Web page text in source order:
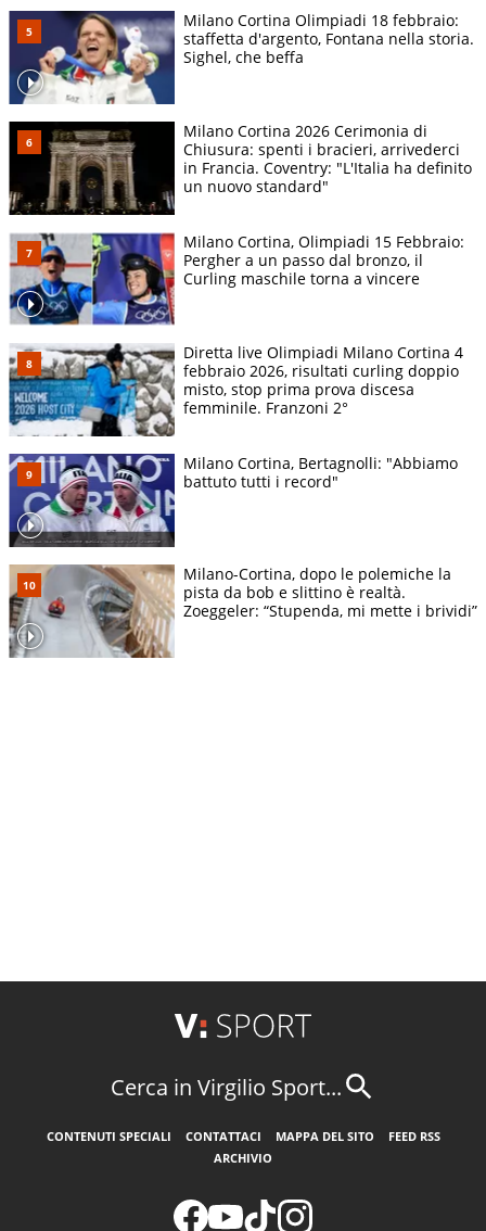
Milano Cortina Olimpiadi 18 febbraio:
staffetta d'argento, Fontana nella storia.
Sighel, che beffa
Milano Cortina 2026 Cerimonia di
Chiusura: spenti i bracieri, arrivederci
in Francia. Coventry: "L'Italia ha definito
un nuovo standard"
Milano Cortina, Olimpiadi 15 Febbraio:
Pergher a un passo dal bronzo, il
Curling maschile torna a vincere
Diretta live Olimpiadi Milano Cortina 4
febbraio 2026, risultati curling doppio
misto, stop prima prova discesa
femminile. Franzoni 2°
Milano Cortina, Bertagnolli: "Abbiamo
battuto tutti i record"
Milano-Cortina, dopo le polemiche la
pista da bob e slittino è realtà.
Zoeggeler: “Stupenda, mi mette i brividi”
Cerca in Virgilio Sport...
CONTENUTI SPECIALI CONTATTACI MAPPA DEL SITO
FEED RSS
ARCHIVIO